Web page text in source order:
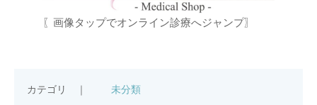
〖画像タップでオンライン診療へジャンプ〗
カテゴリ ｜ 未分類